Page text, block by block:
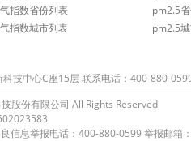
指数省份列表
指数城市列表
pm2.5
pm2.5
技中心C座15层 联系电话：400-880-
股份有限公司 All Rights Reserved
信息举报电话：400-880-0599 举报邮箱